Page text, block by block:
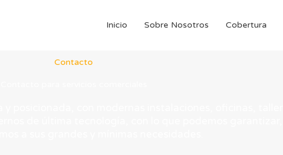
Inicio Sobre Nosotros Cobertura
Contacto